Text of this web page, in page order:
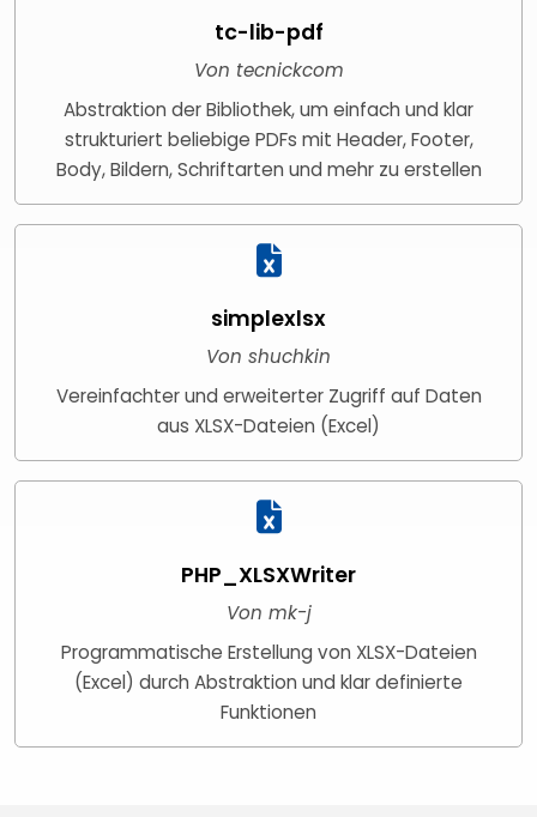
tc-lib-pdf
Von tecnickcom
Abstraktion der Bibliothek, um einfach und klar
strukturiert beliebige PDFs mit Header, Footer,
Body, Bildern, Schriftarten und mehr zu erstellen
simplexlsx
Von shuchkin
Vereinfachter und erweiterter Zugriff auf Daten
aus XLSX-Dateien (Excel)
PHP_XLSXWriter
Von mk-j
Programmatische Erstellung von XLSX-Dateien
(Excel) durch Abstraktion und klar definierte
Funktionen